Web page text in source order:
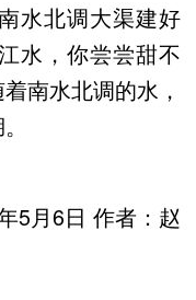
水北调大渠建好
水，你尝尝甜不
南水北调的水，
5月6日 作者：赵